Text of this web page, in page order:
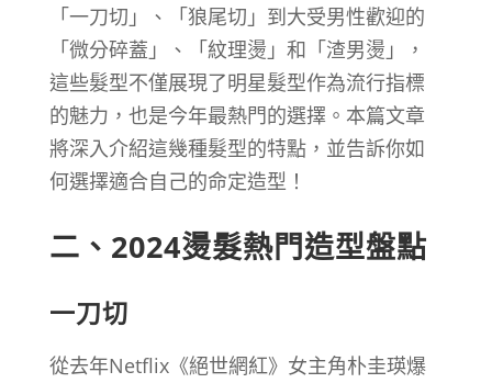
「一刀切」、「狼尾切」到大受男性歡迎的
「微分碎蓋」、「紋理燙」和「渣男燙」，
這些髮型不僅展現了明星髮型作為流行指標
的魅力，也是今年最熱門的選擇。本篇文章
將深入介紹這幾種髮型的特點，並告訴你如
何選擇適合自己的命定造型！
二、2024燙髮熱門造型盤點
一刀切
從去年Netflix《絕世網紅》女主角朴圭瑛爆